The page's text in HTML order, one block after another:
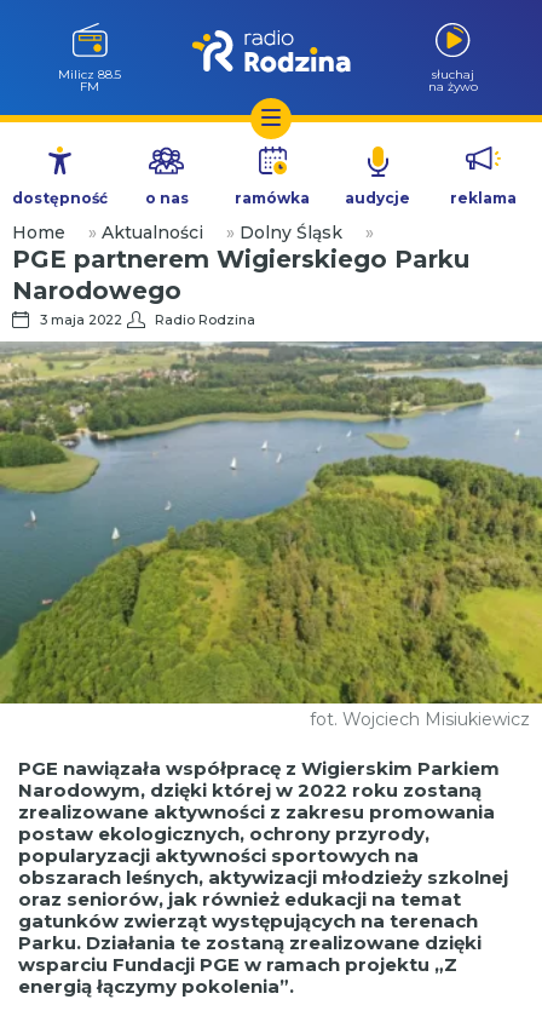
Przejdź
treści
Milicz 88.5
FM
słuchaj
na żywo
dostępność o nas ramówka audycje reklama
Home » Aktualności » Dolny Śląsk »
PGE partnerem Wigierskiego Parku
Narodowego
3 maja 2022 Radio Rodzina
fot. Wojciech Misiukiewicz
PGE nawiązała współpracę z Wigierskim Parkiem
Narodowym, dzięki której w 2022 roku zostaną
zrealizowane aktywności z zakresu promowania
postaw ekologicznych, ochrony przyrody,
popularyzacji aktywności sportowych na
obszarach leśnych, aktywizacji młodzieży szkolnej
oraz seniorów, jak również edukacji na temat
gatunków zwierząt występujących na terenach
Parku. Działania te zostaną zrealizowane dzięki
wsparciu Fundacji PGE w ramach projektu „Z
energią łączymy pokolenia”.